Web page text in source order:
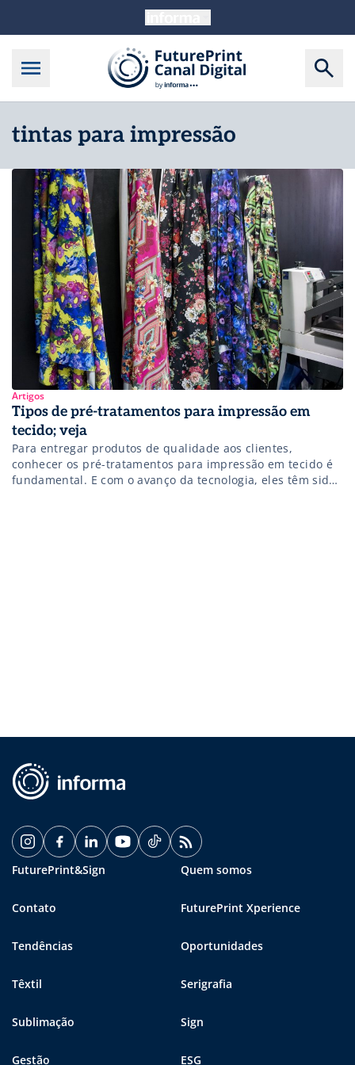
tintas para impressão
Artigos
Tipos de pré-tratamentos para impressão em
tecido; veja
Para entregar produtos de qualidade aos clientes,
conhecer os pré-tratamentos para impressão em tecido é
fundamental. E com o avanço da tecnologia, eles têm sido
FuturePrint&Sign Quem somos
Contato FuturePrint Xperience
Tendências Oportunidades
Têxtil Serigrafia
Sublimação Sign
Gestão ESG